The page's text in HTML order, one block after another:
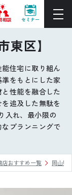
相談 セミナー
ご提案
クチャー
る
20校
区】
住宅に取り組ん
をもとにした家
性能を融合した
追及した無駄を
入れ、最小限の
プランニングで
店おすすめ一覧 岡山県